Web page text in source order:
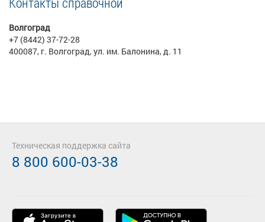
Волгоград
+7 (8442) 37-72-28
400087, г. Волгоград, ул. им. Балонина, д. 11
Техническая поддержка сайта
8 800 600-03-38